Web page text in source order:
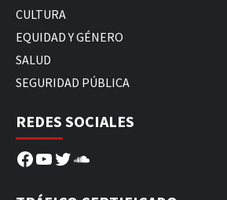
CULTURA
EQUIDAD Y GÉNERO
SALUD
SEGURIDAD PÚBLICA
REDES SOCIALES
Facebook
YouTube
Twitter
SoundCloud